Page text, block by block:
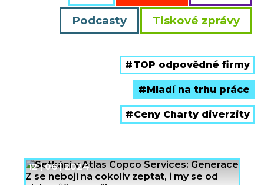
Podcasty Tiskové zprávy
TOP odpovědné firmy
Mladí na trhu práce
Ceny Charty diverzity
12 | 06 | 2024